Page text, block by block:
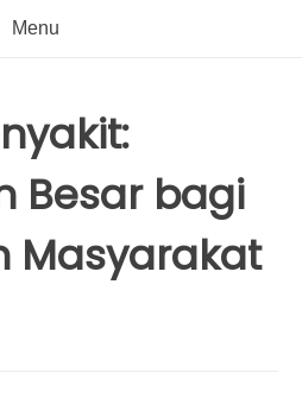
Menu
Besar bagi
Masyarakat